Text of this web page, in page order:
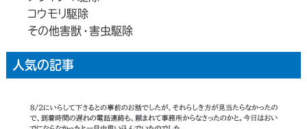
コウモリ駆除
その他害獣・害虫駆除
人気の記事